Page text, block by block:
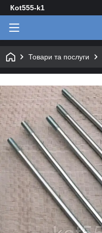
Кot555-k1
Товари та послуги